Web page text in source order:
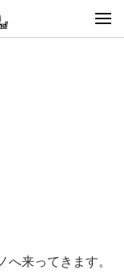
来ってきます。